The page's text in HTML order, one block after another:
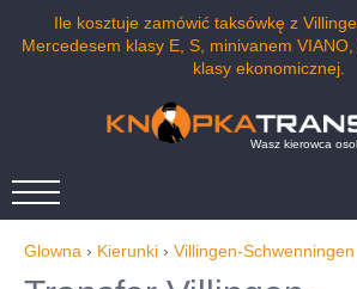
Ile kosztuje zamówić taksówkę z
Mercedesem klasy E, S, minivanem
klasy ekonomicznej.
Wasz kierowca
Glowna › Kierunki › Villingen-Schwenningen